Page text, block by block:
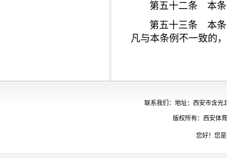
第五十二条 本条
第五十三条 本条
凡与本条例不一致的
联系我们：地址：西安市含光
版权所有：西安体
您好！您